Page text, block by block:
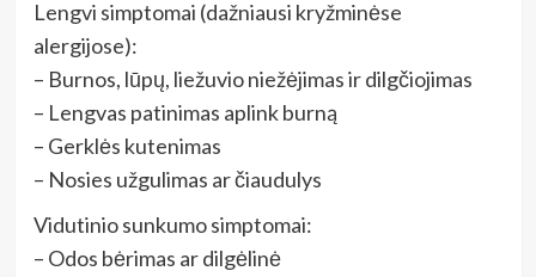
Lengvi simptomai (dažniausi kryžminėse
alergijose):
– Burnos, lūpų, liežuvio niežėjimas ir dilgčiojimas
– Lengvas patinimas aplink burną
– Gerklės kutenimas
– Nosies užgulimas ar čiaudulys
Vidutinio sunkumo simptomai:
– Odos bėrimas ar dilgėlinė